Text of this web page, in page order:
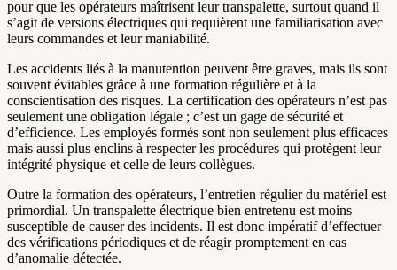
pour que les opérateurs maîtrisent leur transpalette, surtout quand il
s’agit de versions électriques qui requièrent une familiarisation avec
leurs commandes et leur maniabilité.
Les accidents liés à la manutention peuvent être graves, mais ils sont
souvent évitables grâce à une formation régulière et à la
conscientisation des risques. La certification des opérateurs n’est pas
seulement une obligation légale ; c’est un gage de sécurité et
d’efficience. Les employés formés sont non seulement plus efficaces
mais aussi plus enclins à respecter les procédures qui protègent leur
intégrité physique et celle de leurs collègues.
Outre la formation des opérateurs, l’entretien régulier du matériel est
primordial. Un transpalette électrique bien entretenu est moins
susceptible de causer des incidents. Il est donc impératif d’effectuer
des vérifications périodiques et de réagir promptement en cas
d’anomalie détectée.